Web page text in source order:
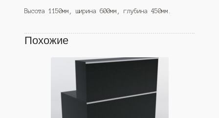
Высота 1150мм, ширина 600мм, глубина 450мм.
Похожие